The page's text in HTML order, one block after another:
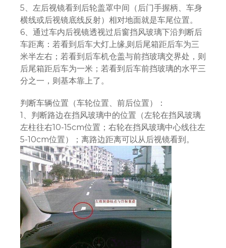
5、左后视镜看到后轮盖罩中间（后门手握柄、车身
横线或后视镜底线反射）相对地面就是车尾位置。
6、通过车内后视镜透视过后窗挡风玻璃下沿判断后
车距离：若看到后车大灯上缘,则后尾箱距后车为三
米半左右；若看到后车机仓盖与前挡玻璃交界处，则
后尾箱距后车为一米；若看到后车前挡玻璃的水平三
分之一，则基本靠上了。
判断车辆位置（车轮位置、前后位置）：
1、判断路边在挡风玻璃中的位置（左轮在挡风玻璃
左柱往右10-15cm位置；右轮在挡风玻璃中心线往左
5-10cm位置）；离路边距离可以从后视镜看到。